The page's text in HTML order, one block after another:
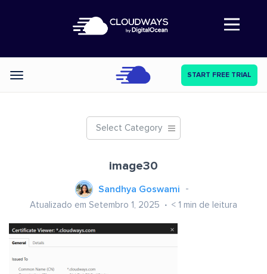
Abre a navegação
Categories START FREE TRIAL
Select Category
image30
Sandhya Goswami
Atualizado em Setembro 1, 2025 < 1 min de leitura